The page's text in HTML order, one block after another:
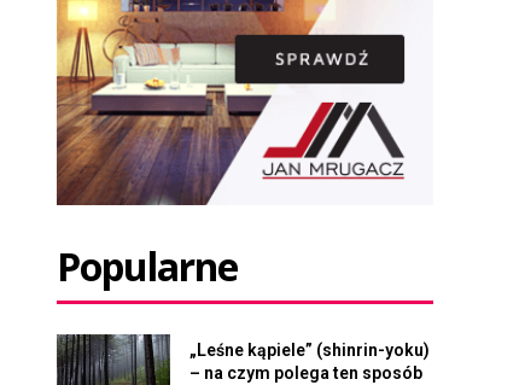
Popularne
„Leśne kąpiele” (shinrin-yoku)
– na czym polega ten sposób